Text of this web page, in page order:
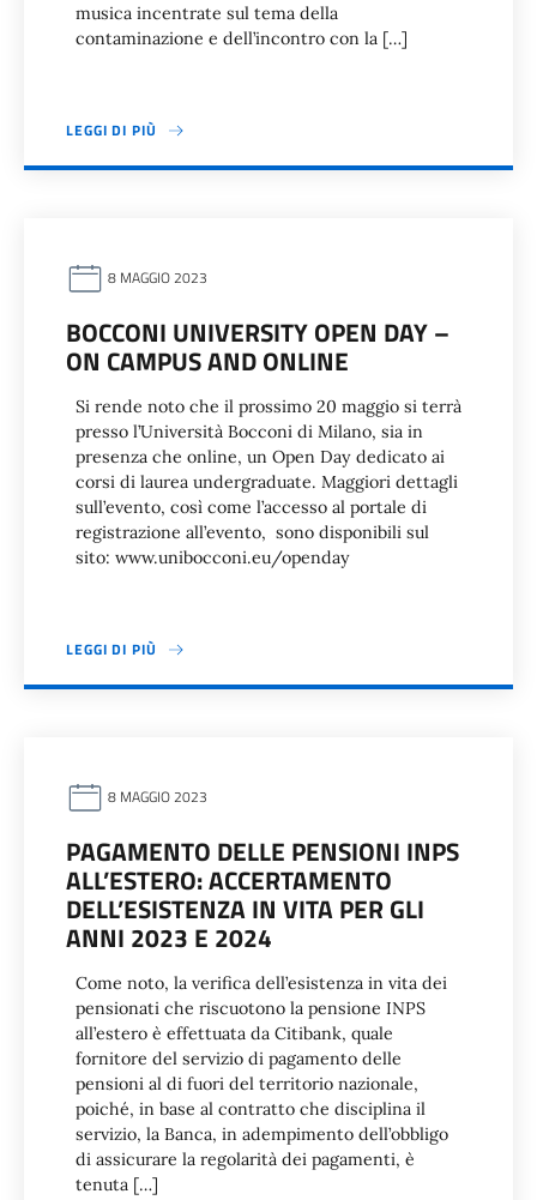
musica incentrate sul tema della
contaminazione e dell’incontro con la […]
LEGGI DI PIÙ
8 MAGGIO 2023
BOCCONI UNIVERSITY OPEN DAY –
ON CAMPUS AND ONLINE
Si rende noto che il prossimo 20 maggio si terrà
presso l’Università Bocconi di Milano, sia in
presenza che online, un Open Day dedicato ai
corsi di laurea undergraduate. Maggiori dettagli
sull’evento, così come l’accesso al portale di
registrazione all’evento, sono disponibili sul
sito: www.unibocconi.eu/openday
LEGGI DI PIÙ
8 MAGGIO 2023
PAGAMENTO DELLE PENSIONI INPS
ALL’ESTERO: ACCERTAMENTO
DELL’ESISTENZA IN VITA PER GLI
ANNI 2023 E 2024
Come noto, la verifica dell’esistenza in vita dei
pensionati che riscuotono la pensione INPS
all’estero è effettuata da Citibank, quale
fornitore del servizio di pagamento delle
pensioni al di fuori del territorio nazionale,
poiché, in base al contratto che disciplina il
servizio, la Banca, in adempimento dell’obbligo
di assicurare la regolarità dei pagamenti, è
tenuta […]